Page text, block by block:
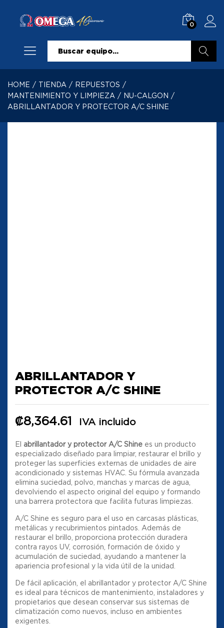
0
HOME / TIENDA / REPUESTOS /
MANTENIMIENTO Y LIMPIEZA / NU-CALGON /
ABRILLANTADOR Y PROTECTOR A/C SHINE
ABRILLANTADOR Y
PROTECTOR A/C SHINE
₡8,364.61 IVA incluido
El abrillantador y protector A/C Shine es un producto
especializado diseñado para limpiar, restaurar el brillo y
proteger las superficies externas de unidades de aire
acondicionado y sistemas HVAC. Su fórmula avanzada
elimina suciedad, polvo, manchas y marcas de agua,
devolviendo el aspecto original del equipo y formando
una barrera protectora que facilita futuras limpiezas.
A/C Shine es seguro para el uso en carcasas plásticas,
metálicas y recubrimientos pintados. Además de
restaurar el brillo, proporciona protección duradera
contra rayos UV, corrosión, formación de óxido y
acumulación de suciedad, ayudando a mantener la
apariencia profesional y la vida útil de la unidad.
De fácil aplicación, el abrillantador y protector A/C Shine
es ideal para técnicos de mantenimiento, instaladores y
propietarios que desean conservar sus sistemas de
climatización como nuevos, incluso en ambientes
exigentes.